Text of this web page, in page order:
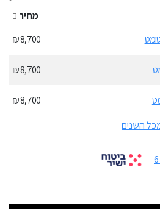
מחיר
8,700 ₪
8,700 ₪
8,700 ₪